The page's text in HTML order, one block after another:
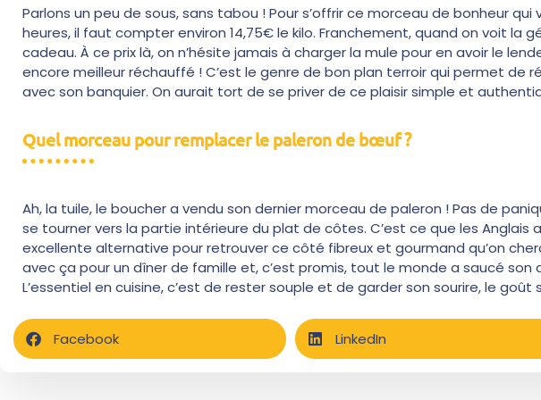
Parlons un peu de sous, sans tabou ! Pour s’offrir ce morceau de bonheur
heures, il faut compter environ 14,75€ le kilo. Franchement, quand on voit la
cadeau. À ce prix là, on n’hésite jamais à charger la mule pour en avoir le
encore meilleur réchauffé ! C’est le genre de bon plan terroir qui permet de
avec son banquier. On aurait tort de se priver de ce plaisir simple et
Quel morceau pour remplacer le paleron de bœuf ?
Ah, la tuile, le boucher a vendu son dernier morceau de paleron ! Pas de
se tourner vers la partie intérieure du plat de côtes. C’est ce que les Anglais
excellente alternative pour retrouver ce côté fibreux et gourmand qu’on
avec ça pour un dîner de famille et, c’est promis, tout le monde a saucé son
L’essentiel en cuisine, c’est de rester souple et de garder son sourire, le goût
Facebook LinkedIn